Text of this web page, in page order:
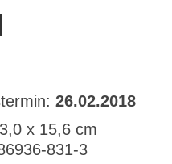
26.02.2018
x 15,6 cm
831-3
des